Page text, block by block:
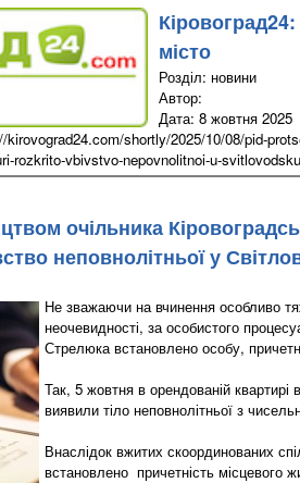
місто
Розділ: новини
Автор:
Дата: 8 жовтня 2025
shortly/2025/10/08/pid-
rozkrito-vbivstvo-nepovnolitnoi-u-
очільника
неповнолітньої у
Не зважаючи на вчинення особливо
неочевидності, за особистого
Стрелюка встановлено особу,
Так, 5 жовтня в орендованій квартирі
виявили тіло неповнолітньої з
Внаслідок вжитих скоординованих
встановлено причетність місцевого